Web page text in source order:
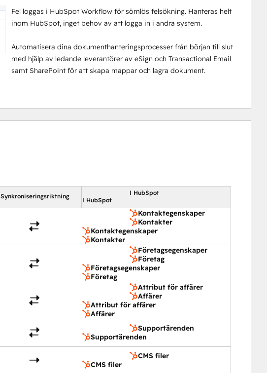
Fel loggas i HubSpot Workflow för sömlös felsökning. Hanteras helt
inom HubSpot, inget behov av att logga in i andra system.
Automatisera dina dokumenthanteringsprocesser från början till slut
med hjälp av ledande leverantörer av eSign och Transactional Email
samt SharePoint för att skapa mappar och lagra dokument.
Synkroniseringsriktning
I HubSpot
I HubSpot
Kontaktegenskaper
Kontakter
Kontaktegenskaper
Kontakter
Företagsegenskaper
Företag
Företagsegenskaper
Företag
Attribut för affärer
Affärer
Attribut för affärer
Affärer
Supportärenden
Supportärenden
CMS filer
CMS filer